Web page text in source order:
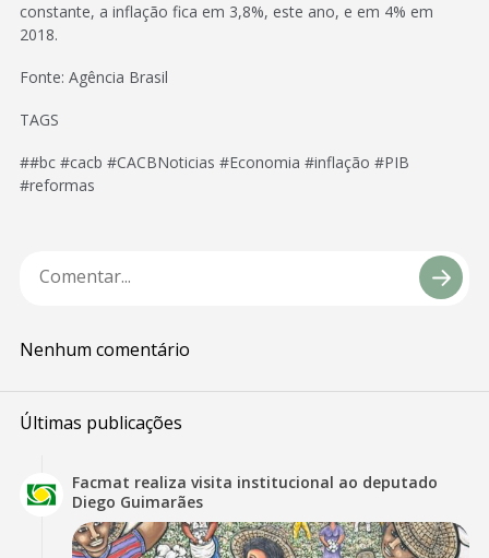
constante, a inflação fica em 3,8%, este ano, e em 4% em
2018.
Fonte: Agência Brasil
TAGS
##bc #cacb #CACBNoticias #Economia #inflação #PIB
#reformas
Nenhum comentário
Últimas publicações
Facmat realiza visita institucional ao deputado
Diego Guimarães